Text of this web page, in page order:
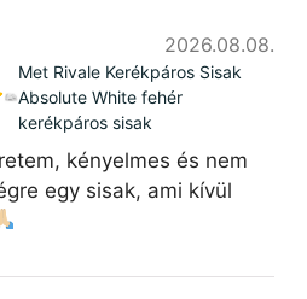
2026.08.08.
Met Rivale Kerékpáros Sisak
Absolute White fehér
kerékpáros sisak
kényelmes és nem
egy sisak, ami kívül